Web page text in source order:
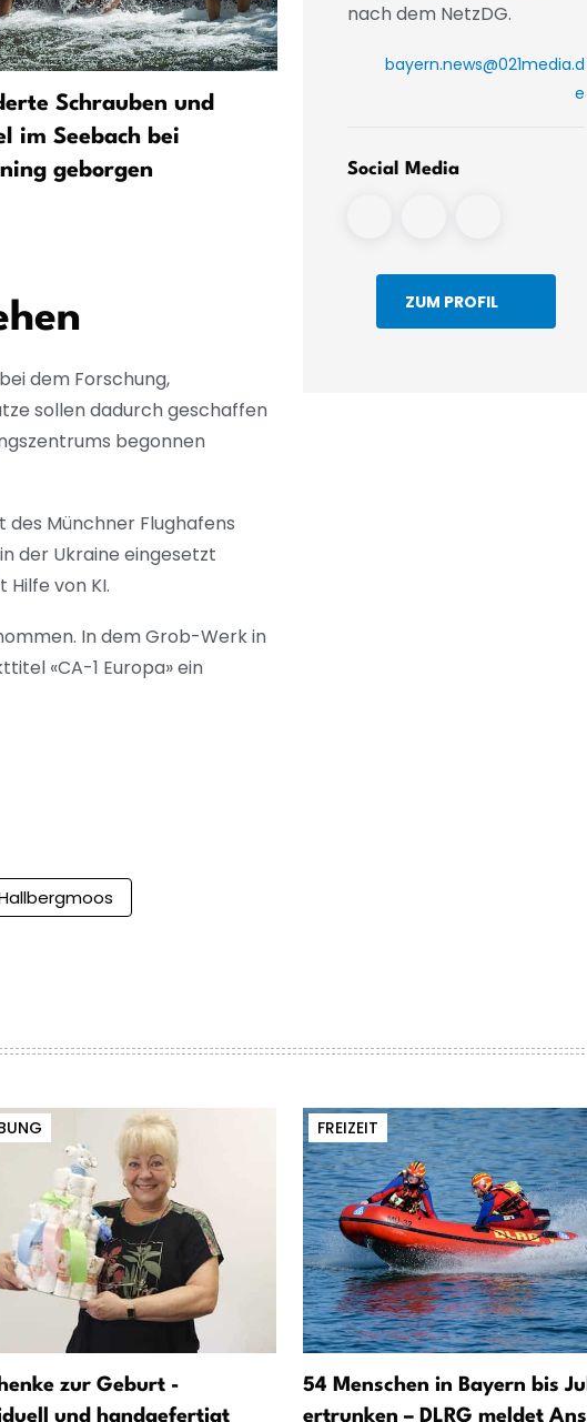
Schrauben und
im Seebach bei
geborgen
AfD-Stand
dem Forschung,
sollen dadurch geschaffen
begonnen
des Münchner Flughafens
der Ukraine eingesetzt
von KI.
In dem Grob-Werk in
«CA-1 Europa» ein
nach dem NetzDG.
bayern.news@021media.d
e
Social Media
ZUM PROFIL
zur Geburt -
und handgefertigt
FREIZEIT
54 Menschen in Bayern bis
ertrunken – DLRG meldet